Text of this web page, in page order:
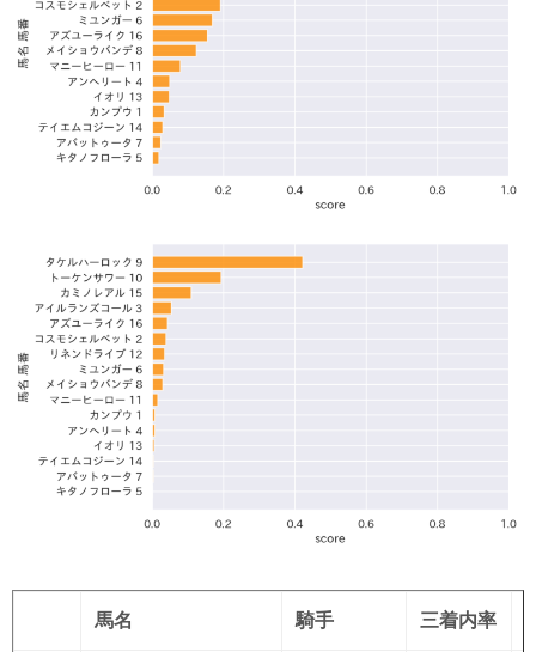
馬名 騎手 三着内率